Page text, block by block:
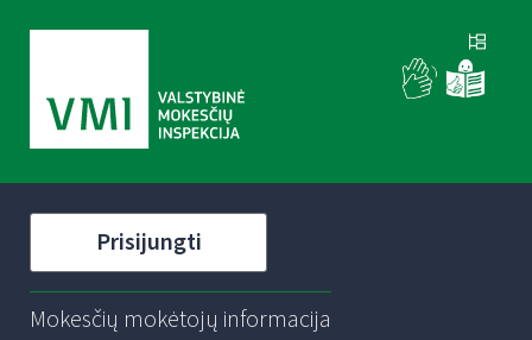
Prisijungti
Mokesčių mokėtojų informacija